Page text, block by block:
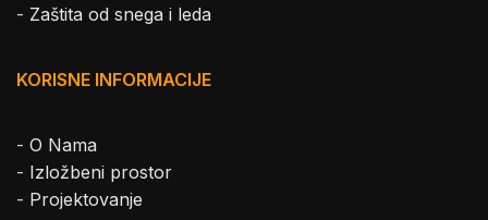
- Zaštita od snega i leda
KORISNE INFORMACIJE
- O Nama
- Izložbeni prostor
- Projektovanje